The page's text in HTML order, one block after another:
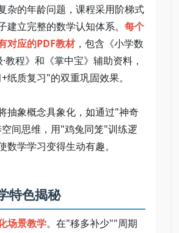
杂的年龄问题，课程采用阶梯式
建立完整的数学认知体系。 每个
对应的PDF教材，包含《小学数
教程》和《掌中宝》辅助资料，
纸质复习"的双重巩固效果。
抽象概念具象化，如通过"神奇
间思维，用"鸡兔同笼"训练逻
数学学习变得生动有趣。
特色揭秘
场景教学。在"移多补少""周期